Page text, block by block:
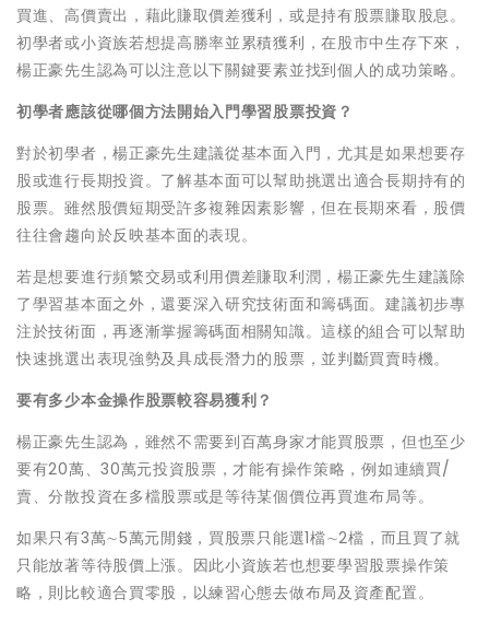
買進、高價賣出，藉此賺取價差獲利，或是持有股票賺取股息。
初學者或小資族若想提高勝率並累積獲利，在股市中生存下來，
楊正豪先生認為可以注意以下關鍵要素並找到個人的成功策略。
初學者應該從哪個方法開始入門學習股票投資？
對於初學者，楊正豪先生建議從基本面入門，尤其是如果想要存
股或進行長期投資。了解基本面可以幫助挑選出適合長期持有的
股票。雖然股價短期受許多複雜因素影響，但在長期來看，股價
往往會趨向於反映基本面的表現。
若是想要進行頻繁交易或利用價差賺取利潤，楊正豪先生建議除
了學習基本面之外，還要深入研究技術面和籌碼面。建議初步專
注於技術面，再逐漸掌握籌碼面相關知識。這樣的組合可以幫助
快速挑選出表現強勢及具成長潛力的股票，並判斷買賣時機。
要有多少本金操作股票較容易獲利？
楊正豪先生認為，雖然不需要到百萬身家才能買股票，但也至少
要有20萬、30萬元投資股票，才能有操作策略，例如連續買/
賣、分散投資在多檔股票或是等待某個價位再買進布局等。
如果只有3萬∼5萬元閒錢，買股票只能選1檔∼2檔，而且買了就
只能放著等待股價上漲。因此小資族若也想要學習股票操作策
略，則比較適合買零股，以練習心態去做布局及資產配置。